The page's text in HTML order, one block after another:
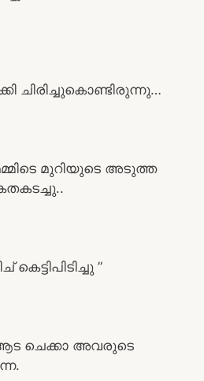
ചിരിച്ചുകൊണ്ടിരുന്നു…
മുറിയുടെ അടുത്ത
”
ചെക്കാ അവരുടെ